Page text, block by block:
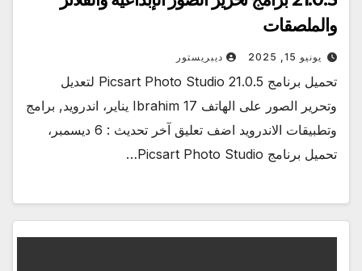
والملصقات
يونيو 15, 2025 ديبريستور
تحميل برنامج Picsart Photo Studio 21.0.5 لتعديل
وتحرير الصور على الهاتف Ibrahim 17 يناير، اندرويد, برامج
وتطبيقات الاندرويد اضف تعليق آخر تحديث : 6 ديسمبر،
تحميل برنامج Picsart Photo Studio…